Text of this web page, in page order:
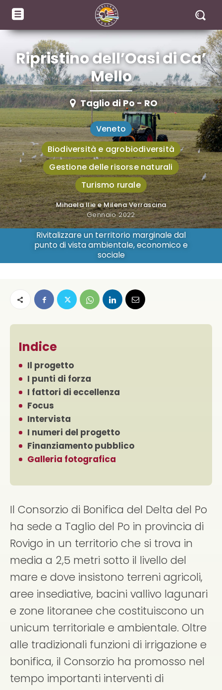
Rivitalizzare un territorio marginale dal
punto di vista ambientale, economico e
sociale
Ripristino dell’Oasi di Ca’
Mello
Taglio di Po - RO
Veneto
Biodiversità e agrobiodiversità
Gestione delle risorse naturali
Turismo rurale
Mihaela Ilie e Milena Verrascina
Gennaio 2022
Indice
Il progetto
I punti di forza
I fattori di eccellenza
Focus
Intervista
I numeri del progetto
Finanziamento pubblico
Galleria fotografica
Il Consorzio di Bonifica del Delta del Po
ha sede a Taglio del Po in provincia di
Rovigo in un territorio che si trova in
media a 2,5 metri sotto il livello del
mare e dove insistono terreni agricoli,
aree insediative, bacini vallivo lagunari
e zone litoranee che costituiscono un
unicum territoriale e ambientale. Oltre
alle tradizionali funzioni di irrigazione e
bonifica, il Consorzio ha promosso nel
tempo importanti interventi di